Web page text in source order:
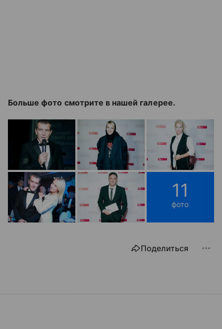
Больше фото смотрите в нашей галерее.
11
фото
Поделиться